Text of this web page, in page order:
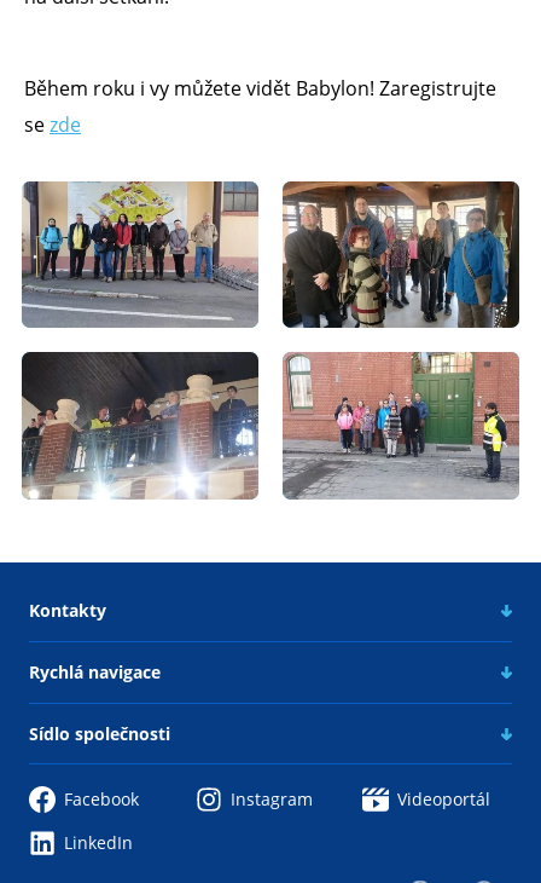
Během roku i vy můžete vidět Babylon! Zaregistrujte
sezde
Kontakty
Rychlá navigace
Sídlo společnosti
Facebook Instagram
Videoportál
LinkedIn